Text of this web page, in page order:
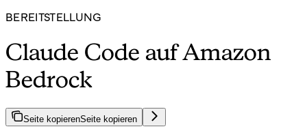
BEREITSTELLUNG
Claude Code auf Amazon
Bedrock
Seite kopierenSeite kopieren